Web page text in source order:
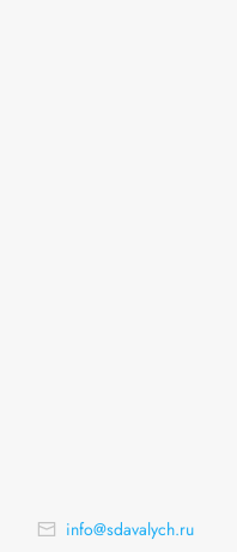
info@sdavalych.ru